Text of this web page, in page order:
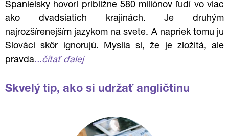
Španielsky hovorí približne 580 miliónov ľudí vo viac
ako dvadsiatich krajinách. Je druhým
najrozšírenejším jazykom na svete. A napriek tomu ju
Slováci skôr ignorujú. Myslia si, že je zložitá, ale
pravda...čítať ďalej
Skvelý tip, ako si udržať angličtinu